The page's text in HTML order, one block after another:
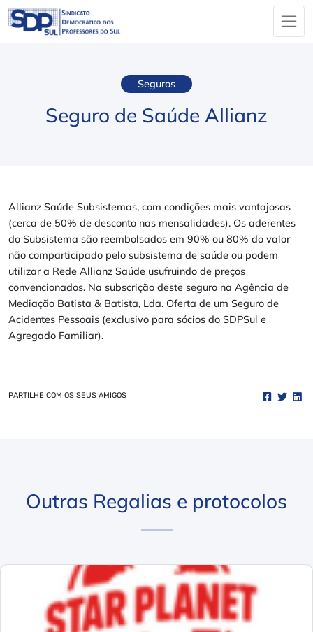
Seguros
Seguro de Saúde Allianz
Allianz Saúde Subsistemas, com condições mais vantajosas
(cerca de 50% de desconto nas mensalidades). Os aderentes
do Subsistema são reembolsados em 90% ou 80% do valor
não comparticipado pelo subsistema de saúde ou podem
utilizar a Rede Allianz Saúde usufruindo de preços
convencionados. Na subscrição deste seguro na Agência de
Mediação Batista & Batista, Lda. Oferta de um Seguro de
Acidentes Pessoais (exclusivo para sócios do SDPSul e
Agregado Familiar).
PARTILHE COM OS SEUS AMIGOS
Outras Regalias e protocolos